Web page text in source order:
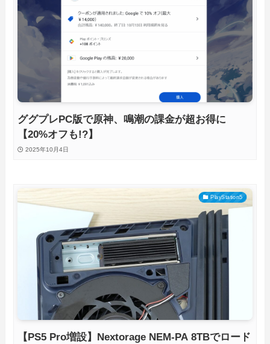
ググプレPC版で原神、鳴潮の課金が超お得に
【20%オフも!?】
2025年10月4日
PlayStation5
【PS5 Pro増設】Nextorage NEM-PA 8TBでロード